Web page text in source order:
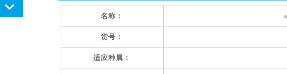
名称：
货号：
适应种属：